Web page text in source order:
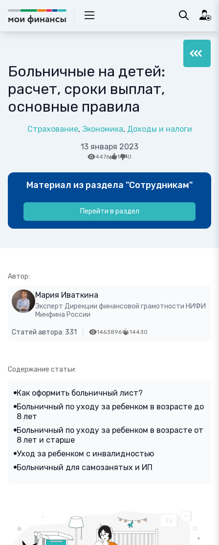
Больничные на детей:
расчет, сроки выплат,
основные правила
Страхование Экономика Доходы и налоги
13 января 2023
4476 1 0
Материал из раздела "Сотрудникам"
Перейти в раздел
Автор:
Мария Иваткина
Эксперт Дирекции финансовой грамотности НИФИ
Минфина России
Статей автора: 331 1463896 14430
Содержание статьи:
Как оформить больничный лист?
Больничный по уходу за ребенком в возрасте до
8 лет
Больничный по уходу за ребенком в возрасте от
8 лет и старше
Уход за ребенком с инвалидностью
Больничный для самозанятых и ИП